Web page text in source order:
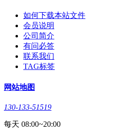
如何下载本站文件
会员说明
公司简介
有问必答
联系我们
TAG标签
网站地图
130-133-51519
每天 08:00~20:00